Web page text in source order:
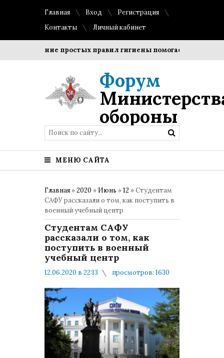
Главная Вход
Регистрация
Контакты
Личный кабинет
простых правил гигиены помогает сохранить
Форум
обороны
МЕНЮ САЙТА
Главная »2020 » Июнь »12 » Студентам
САФУ рассказали о том, как поступить в
военный учебный центр
Студентам САФУ
рассказали о том, как
поступить в военный
учебный центр
12.06.2020 в 22:13
просмотров: 1630
Консультация юриста